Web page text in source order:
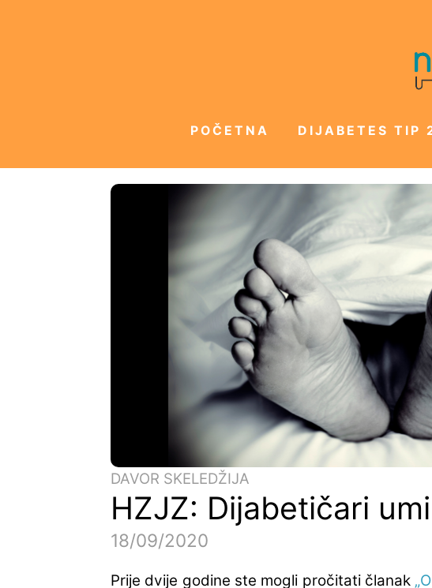
POČETNA DIJABETES TIP
DAVOR SKELEDŽIJA
HZJZ: Dijabetičari
18/09/2020
Prije dvije godine ste mogli pročitati članak